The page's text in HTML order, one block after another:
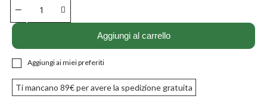
Aggiungi al carrello
Aggiungi ai miei preferiti
Ti mancano 89€per avere la spedizione gratuita